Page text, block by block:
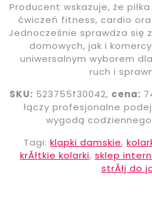
Producent wskazuje, że
ćwiczeń fitness, cardio
Jednocześnie sprawdza się
domowych, jak i
uniwersalnym wyborem
ruch i
SKU: 523755f30042, cena:
łączy profesjonalne
wygodą
Tagi: klapki damskie,
krĂłtkie kolarki, sklep
strĂłj do